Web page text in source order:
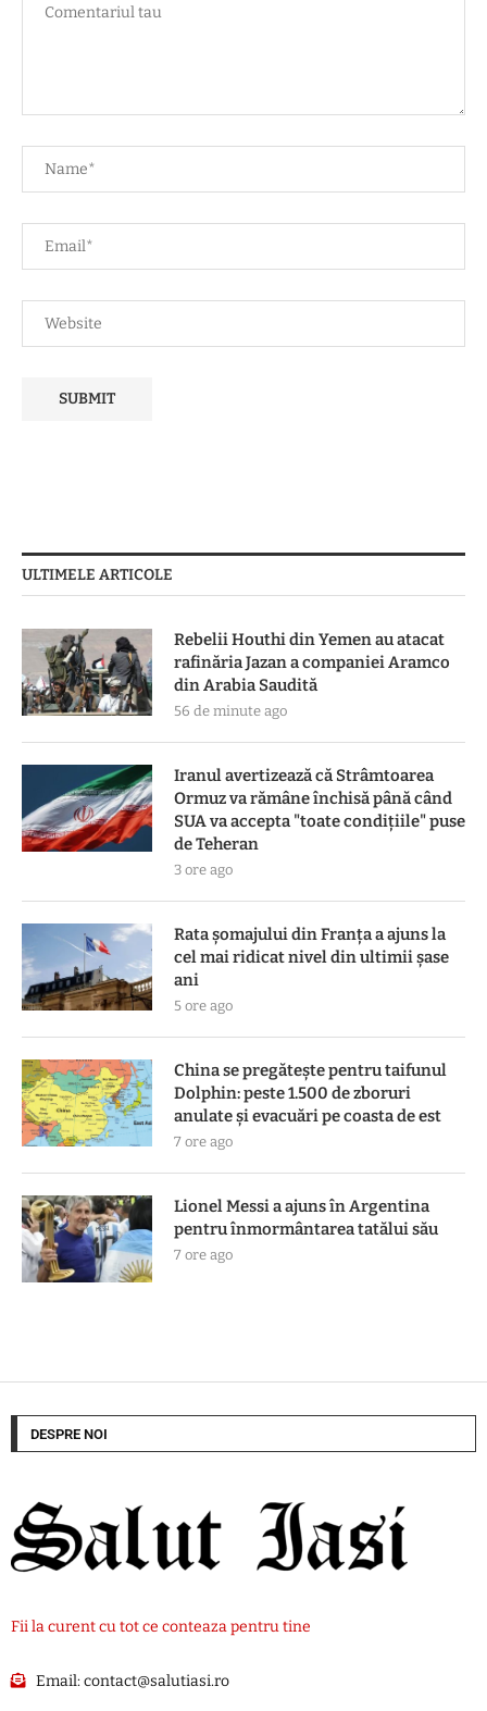
ULTIMELE ARTICOLE
Rebelii Houthi din Yemen au atacat
rafinăria Jazan a companiei Aramco
din Arabia Saudită
56 de minute ago
Iranul avertizează că Strâmtoarea
Ormuz va rămâne închisă până când
SUA va accepta "toate condiţiile" puse
de Teheran
3 ore ago
Rata șomajului din Franța a ajuns la
cel mai ridicat nivel din ultimii șase
ani
5 ore ago
China se pregătește pentru taifunul
Dolphin: peste 1.500 de zboruri
anulate și evacuări pe coasta de est
7 ore ago
Lionel Messi a ajuns în Argentina
pentru înmormântarea tatălui său
7 ore ago
DESPRE NOI
Fii la curent cu tot ce conteaza pentru tine
Email:contact@salutiasi.ro